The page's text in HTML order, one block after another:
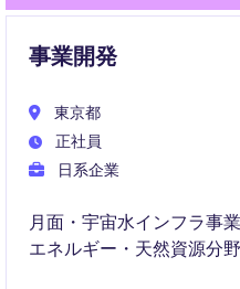
事業開発
東京都
正社員
日系企業
月面・宇宙水インフラ事
エネルギー・天然資源分